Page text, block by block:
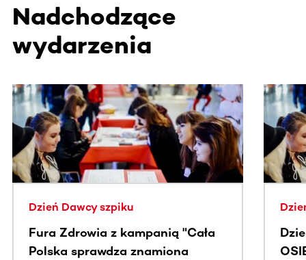
Nadchodzące
wydarzenia
Ta sekcja zawiera treści przewijane w poziomie. Użyj
Dzień Dawcy szpiku
Fura Zdrowia z kampanią "Cała
Polska sprawdza znamiona